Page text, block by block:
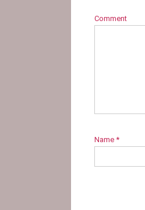
Comment
Name *